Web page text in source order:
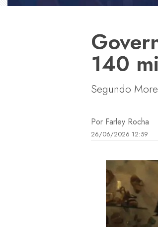
140
Segundo
Por Farley Rocha
26/06/2026 12:59